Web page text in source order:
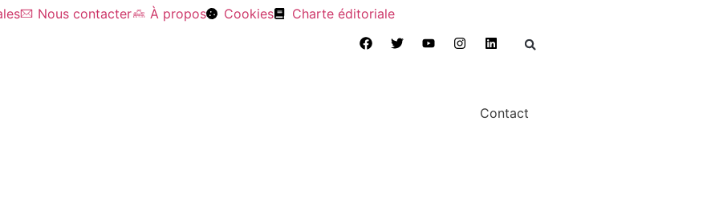
Nous contacter À propos Cookies Charte éditoriale
Contact